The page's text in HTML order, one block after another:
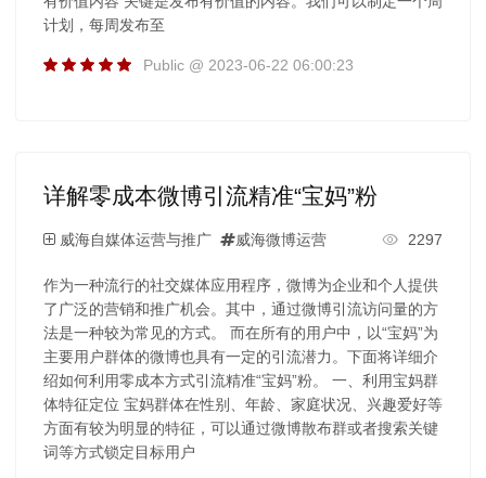
计划，每周发布至
Public @ 2023-06-22 06:00:23
详解零成本微博引流精准“宝妈”粉
威海自媒体运营与推广 威海微博运营 2297
作为一种流行的社交媒体应用程序，微博为企业和个人提供
了广泛的营销和推广机会。其中，通过微博引流访问量的方
法是一种较为常见的方式。 而在所有的用户中，以“宝妈”为
主要用户群体的微博也具有一定的引流潜力。下面将详细介
绍如何利用零成本方式引流精准“宝妈”粉。 一、利用宝妈群
体特征定位 宝妈群体在性别、年龄、家庭状况、兴趣爱好等
方面有较为明显的特征，可以通过微博散布群或者搜索关键
词等方式锁定目标用户